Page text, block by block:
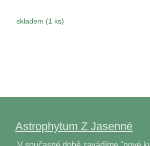
skladem (1 ks)
Astrophytum Z Jasenné